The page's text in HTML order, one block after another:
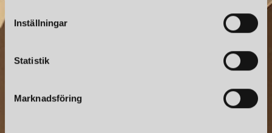
t
Inställningar
Statistik
Marknadsföring
Prenumerera – Spännande nyheter och fina erbjudanden